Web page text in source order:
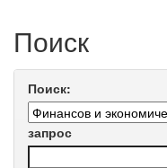
Поиск
Поиск:
запрос